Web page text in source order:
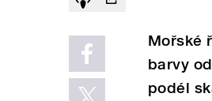
Mořské
barvy
podél